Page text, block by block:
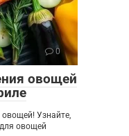
0
овощей
Узнайте,
овощей